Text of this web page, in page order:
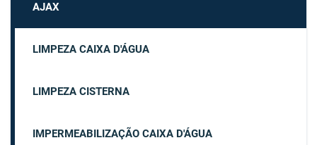
AJAX
LIMPEZA CAIXA D'ÁGUA
LIMPEZA CISTERNA
IMPERMEABILIZAÇÃO CAIXA D'ÁGUA